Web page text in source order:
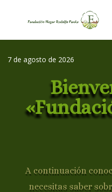
7 de agosto de 2026
A continuación
necesitas saber